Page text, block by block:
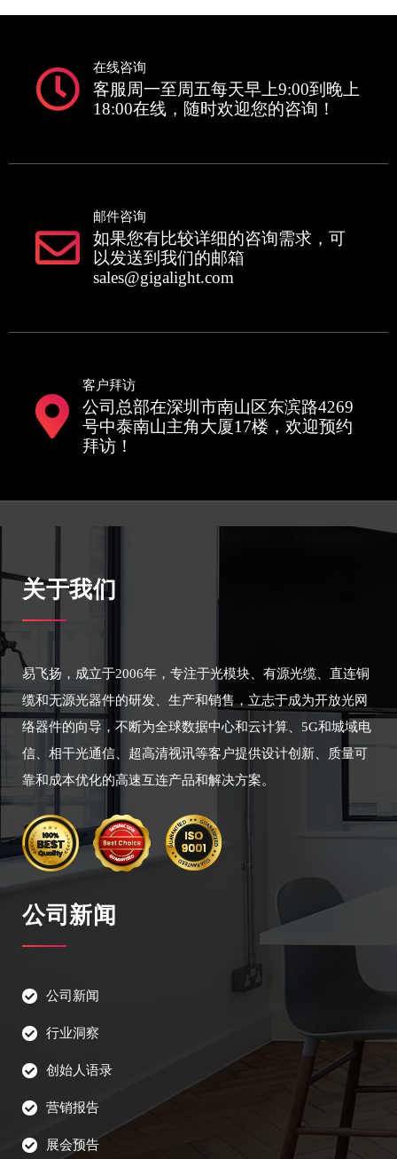
在线咨询
客服周一至周五每天早上9:00到晚上
18:00在线，随时欢迎您的咨询！
邮件咨询
如果您有比较详细的咨询需求，可
以发送到我们的邮箱
sales@gigalight.com
客户拜访
公司总部在深圳市南山区东滨路4269
号中泰南山主角大厦17楼，欢迎预约
拜访！
关于我们
易飞扬，成立于2006年，专注于光模块、有源光缆、直连铜
缆和无源光器件的研发、生产和销售，立志于成为开放光网
络器件的向导，不断为全球数据中心和云计算、5G和城域电
信、相干光通信、超高清视讯等客户提供设计创新、质量可
靠和成本优化的高速互连产品和解决方案。
公司新闻
公司新闻
行业洞察
创始人语录
营销报告
展会预告